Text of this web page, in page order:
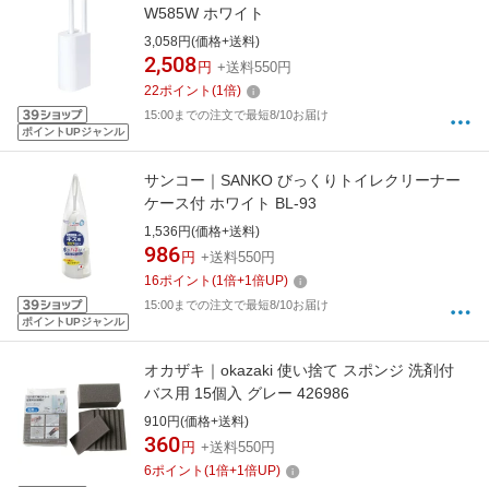
ポイントUPジャンル
W585W ホワイト
3,058円(価格+送料)
2,508 円 +送料550円
22ポイント (1倍)
15:00までの注文で最短8/10お届け
ポイントUPジャンル
サンコー｜SANKO びっくりトイレクリーナー
ケース付 ホワイト BL-93
1,536円(価格+送料)
986 円 +送料550円
16ポイント (1倍+1倍UP)
15:00までの注文で最短8/10お届け
オカザキ｜okazaki 使い捨て スポンジ 洗剤付
バス用 15個入 グレー 426986
910円(価格+送料)
360 円 +送料550円
6ポイント (1倍+1倍UP)